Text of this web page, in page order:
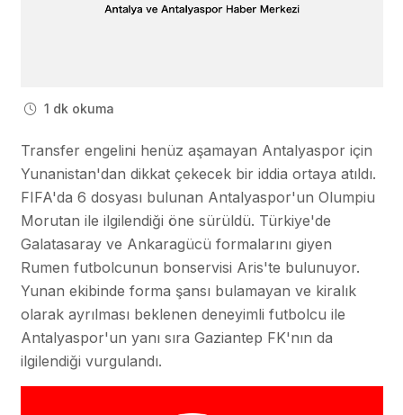
1 dk okuma
Transfer engelini henüz aşamayan Antalyaspor için
Yunanistan'dan dikkat çekecek bir iddia ortaya atıldı.
FIFA'da 6 dosyası bulunan Antalyaspor'un Olumpiu
Morutan ile ilgilendiği öne sürüldü. Türkiye'de
Galatasaray ve Ankaragücü formalarını giyen
Rumen futbolcunun bonservisi Aris'te bulunuyor.
Yunan ekibinde forma şansı bulamayan ve kiralık
olarak ayrılması beklenen deneyimli futbolcu ile
Antalyaspor'un yanı sıra Gaziantep FK'nın da
ilgilendiği vurgulandı.